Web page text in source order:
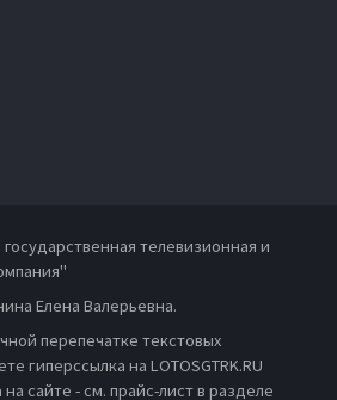
телевизионная и
Елена Валерьевна.
перепечатке текстовых
гиперссылка на LOTOSGTRK.RU
сайте - см. прайс-лист в разделе